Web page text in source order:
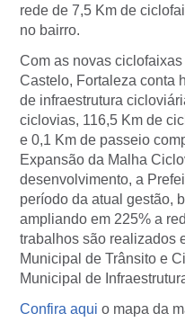
rede de 7,5 Km de
no bairro.
Com as novas
Castelo, Fortaleza conta
de infraestrutura
ciclovias, 116,5 Km de
e 0,1 Km de passeio
Expansão da Malha
desenvolvimento, a
período da atual gestão,
ampliando em 225% a
trabalhos são realizados
Municipal de Trânsito e
Municipal de
Confira aqui o mapa da